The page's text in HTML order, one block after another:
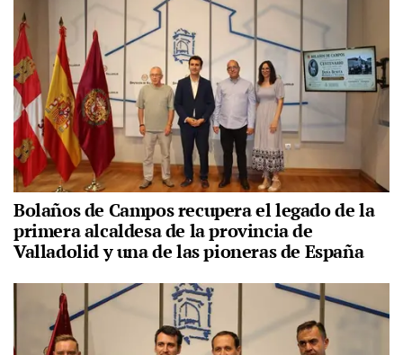
Bolaños de Campos recupera el legado de la
primera alcaldesa de la provincia de
Valladolid y una de las pioneras de España